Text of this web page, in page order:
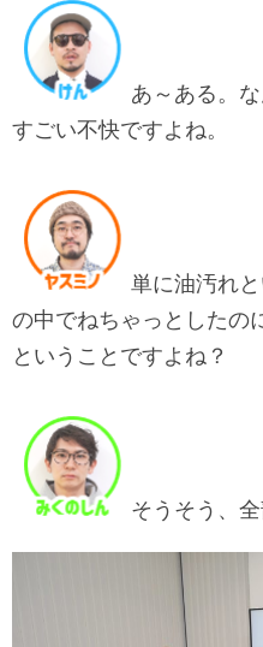
あ～ある。
すごい不快ですよね。
単に油汚れ
の中でねちゃっとしたの
ということですよね？
そうそう、全